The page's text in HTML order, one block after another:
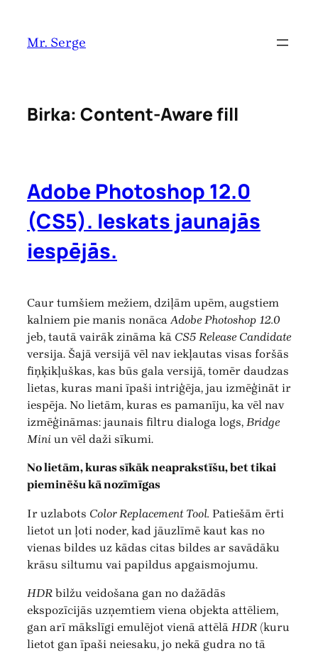
saturu
Mr. Serge
Birka: Content-Aware fill
Adobe Photoshop 12.0
(CS5). Ieskats jaunajās
iespējās.
Caur tumšiem mežiem, dziļām upēm, augstiem
kalniem pie manis nonācaAdobe Photoshop 12.0
jeb, tautā vairāk zināma kā CS5 Release Candidate
versija. Šajā versijā vēl nav iekļautas visas foršās
fiņķikļuškas, kas būs gala versijā, tomēr daudzas
lietas, kuras mani īpaši intriģēja, jau izmēģināt ir
iespēja. No lietām, kuras es pamanīju, ka vēl nav
izmēģināmas: jaunais filtru dialoga logs, Bridge
Mini un vēl daži sīkumi.
No lietām, kuras sīkāk neaprakstīšu, bet tikai
pieminēšu kā nozīmīgas
Ir uzlabots Color Replacement Tool. Patiešām ērti
lietot un ļoti noder, kad jāuzlīmē kaut kas no
vienas bildes uz kādas citas bildes ar savādāku
krāsu siltumu vai papildus apgaismojumu.
HDR bilžu veidošana gan no dažādās
ekspozīcijās uzņemtiem viena objekta attēliem,
gan arī mākslīgi emulējot vienā attēlā HDR (kuru
lietot gan īpaši neiesaku, jo nekā gudra no tā